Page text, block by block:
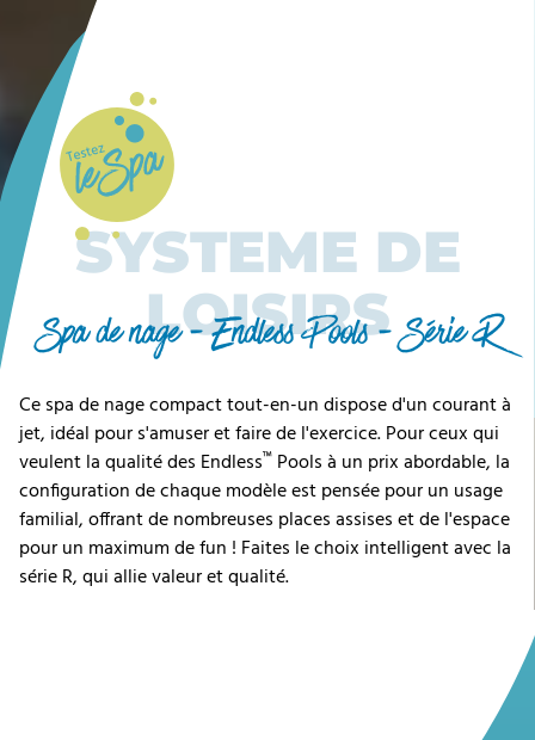
Whirl Pool
testen
SYSTEME DE
LOISIRS
Spa de nage - Endless Pools - Série R
Ce spa de nage compact tout-en-un dispose d'un courant à
jet, idéal pour s'amuser et faire de l'exercice. Pour ceux qui
veulent la qualité des Endless™ Pools à un prix abordable, la
configuration de chaque modèle est pensée pour un usage
familial, offrant de nombreuses places assises et de l'espace
pour un maximum de fun ! Faites le choix intelligent avec la
série R, qui allie valeur et qualité.